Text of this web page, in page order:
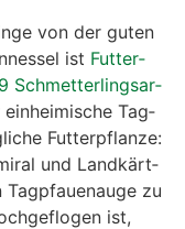
von der guten
ist Fut­ter­
Schmet­ter­lings­ar­
ein­hei­mi­sche Tag­
Fut­ter­pflan­ze:
und Land­kärt­
zu
ist,